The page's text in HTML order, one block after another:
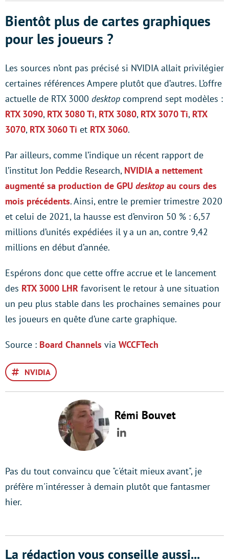
Bientôt plus de cartes graphiques
pour les joueurs ?
Les sources n’ont pas précisé si NVIDIA allait privilégier
certaines références Ampere plutôt que d’autres. L’offre
actuelle de RTX 3000 desktop comprend sept modèles :
RTX 3090, RTX 3080 Ti, RTX 3080, RTX 3070 Ti, RTX
3070, RTX 3060 Ti et RTX 3060.
Par ailleurs, comme l’indique un récent rapport de
l’institut Jon Peddie Research, NVIDIA a nettement
augmenté sa production de GPU desktop au cours des
mois précédents. Ainsi, entre le premier trimestre 2020
et celui de 2021, la hausse est d’environ 50 % : 6,57
millions d’unités expédiées il y a un an, contre 9,42
millions en début d’année.
Espérons donc que cette offre accrue et le lancement
des RTX 3000 LHR favorisent le retour à une situation
un peu plus stable dans les prochaines semaines pour
les joueurs en quête d’une carte graphique.
Source : Board Channels via WCCFTech
NVIDIA
Rémi Bouvet
LinkedIn
Pas du tout convaincu que "c'était mieux avant", je
préfère m'intéresser à demain plutôt que fantasmer
hier.
La rédaction vous conseille aussi...